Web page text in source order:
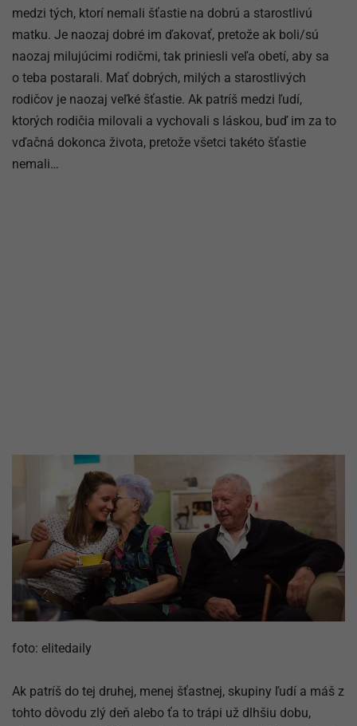
medzi tých, ktorí nemali šťastie na dobrú a starostlivú
matku. Je naozaj dobré im ďakovať, pretože ak boli/sú
naozaj milujúcimi rodičmi, tak priniesli veľa obetí, aby sa
o teba postarali. Mať dobrých, milých a starostlivých
rodičov je naozaj veľké šťastie. Ak patríš medzi ľudí,
ktorých rodičia milovali a vychovali s láskou, buď im za to
vďačná dokonca života, pretože všetci takéto šťastie
nemali…
foto: elitedaily
Ak patríš do tej druhej, menej šťastnej, skupiny ľudí a máš z
tohto dôvodu zlý deň alebo ťa to trápi už dlhšiu dobu,